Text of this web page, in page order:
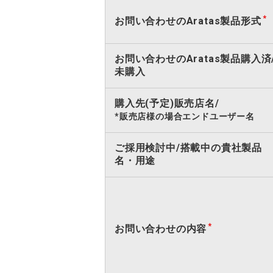
お問い合わせのAratas製品形式
お問い合わせのAratas製品購入
未購入
購入先(予定)販売店名/
*販売店様の場合エンドユーザー名
ご採用検討中/搭載中の貴社製品
名・用途
お問い合わせの内容